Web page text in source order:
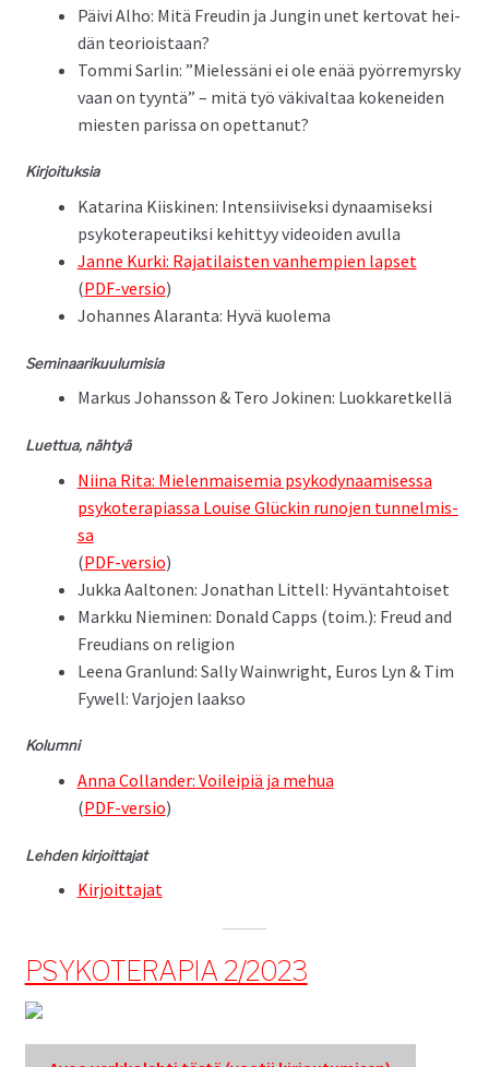
Päivi Alho: Mitä Freudin ja Jun­gin unet ker­to­vat hei­
dän teorioistaan?
Tom­mi Sar­lin: ”Mielessäni ei ole enää pyör­re­myrsky
vaan on tyyn­tä” – mitä työ väki­val­taa kokenei­den
miesten paris­sa on opettanut?
Kir­joituk­sia
Kata­ri­na Kiisk­i­nen: Inten­si­ivisek­si dynaamisek­si
psykoter­apeu­tik­si kehit­tyy videoiden avulla
Janne Kur­ki: Rajati­lais­ten van­hempi­en lapset
(PDF-ver­sio)
Johannes Alaran­ta: Hyvä kuolema
Sem­i­naariku­u­lu­misia
Markus Johans­son & Tero Joki­nen: Luokkaretkellä
Luet­tua, nähtyä
Niina Rita: Mie­len­maisemia psyko­dy­naamises­sa
psykoter­api­as­sa Louise Glückin runo­jen tun­nelmis­
sa
(PDF-ver­sio)
Juk­ka Aal­to­nen: Jonathan Lit­tell: Hyväntahtoiset
Markku Niem­i­nen: Don­ald Capps (toim.): Freud and
Freudi­ans on religion
Leena Granlund: Sal­ly Wain­wright, Euros Lyn & Tim
Fywell: Var­jo­jen laakso
Kolum­ni
Anna Col­lan­der: Voileip­iä ja mehua
(PDF-ver­sio)
Lehden kir­joit­ta­jat
Kir­joit­ta­jat
PSYKOTERAPIA 2/2023